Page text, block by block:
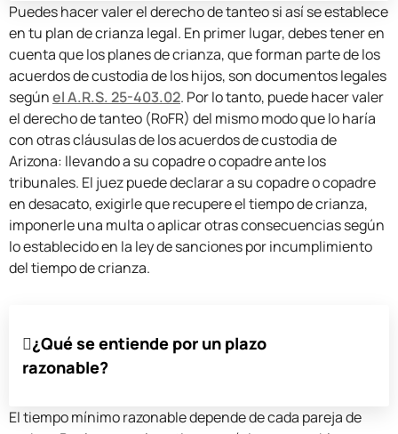
Puedes hacer valer el derecho de tanteo si así se establece
en tu plan de crianza legal. En primer lugar, debes tener en
cuenta que los planes de crianza, que forman parte de los
acuerdos de custodia de los hijos, son documentos legales
segúnel A.R.S. 25-403.02. Por lo tanto, puede hacer valer
el derecho de tanteo (RoFR) del mismo modo que lo haría
con otras cláusulas de los acuerdos de custodia de
Arizona: llevando a su copadre o copadre ante los
tribunales. El juez puede declarar a su copadre o copadre
en desacato, exigirle que recupere el tiempo de crianza,
imponerle una multa o aplicar otras consecuencias según
lo establecido en la ley de sanciones por incumplimiento
del tiempo de crianza.
¿Qué se entiende por un plazo
razonable?
El tiempo mínimo razonable depende de cada pareja de